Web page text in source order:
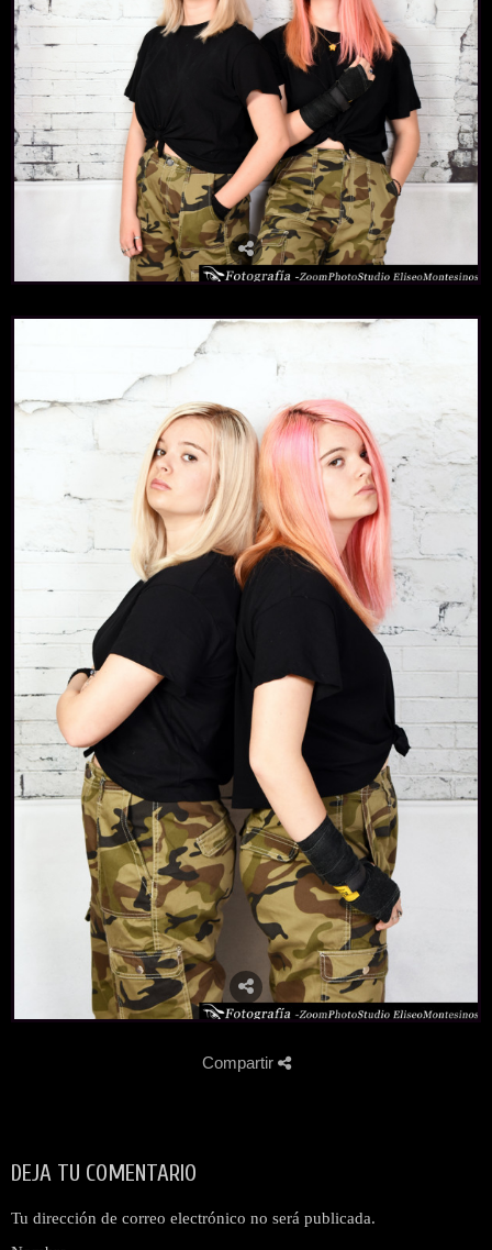
Compartir
DEJA TU COMENTARIO
Tu dirección de correo electrónico no será publicada.